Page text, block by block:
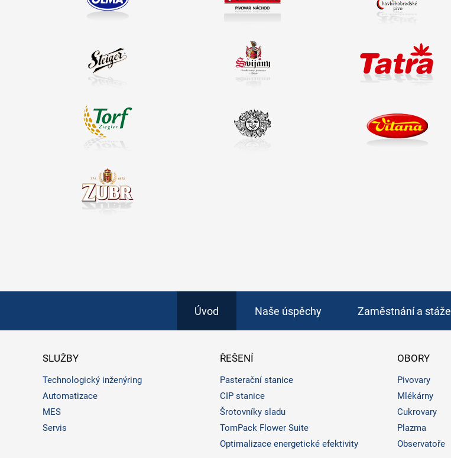
Úvod Naše úspěchy Zaměstnání a stáže
SLUŽBY
Technologický inženýring
Automatizace
MES
Servis
ŘEŠENÍ
Pasterační stanice
CIP stanice
Šrotovníky sladu
TomPack Flower Suite
Optimalizace energetické efektivity
OBORY
Pivovary
Mlékárny
Cukrovary
Plazma
Observatoře